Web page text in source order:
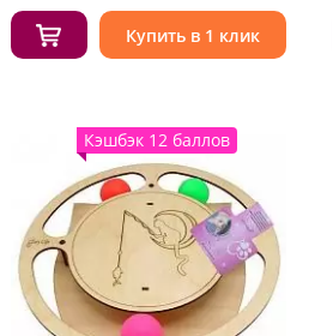
Купить в 1 клик
Кэшбэк 12 баллов